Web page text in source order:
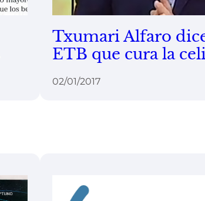
Txumari Alfaro
ETB que cura la
02/01/2017